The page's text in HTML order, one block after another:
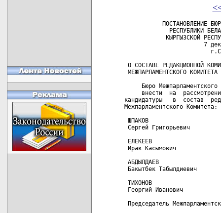
ПОСТАНОВЛЕНИЕ
РЕСПУБЛИКИ
КЫРГЫЗСКОЙ
7
О СОСТАВЕ РЕДАКЦИОННОЙ
МЕЖПАРЛАМЕНТСКОГО КОМИТЕТА
Бюро Межпарламентского
внести  на
кандидатуры   в  состав
Межпарламентского Комитета:
ШПАКОВ                     - от
Сергей Григорьевич
ЕЛЕКЕЕВ                    - от
Ирак Касымович
АБДЫЛДАЕВ                  -
Бакытбек Табылдиевич
ТИХОНОВ                    - от
Георгий Иванович
Председатель